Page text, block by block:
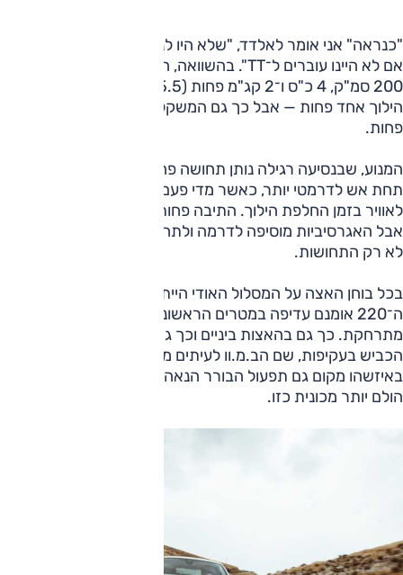
"כנראה" אני אומר לאלדד, "שלא היו לנו תלונות לביצועי הב.מ.וו
פחות.
המנוע, שבנסיעה רגילה נותן תחושה פחות מיוחדת וחגיגית, הופך
תחת אש לדרמטי יותר, כאשר מדי פעם משחרר איזה "בק־פייר"
לאוויר בזמן החלפת הילוך. התיבה פחות חלקה ולעיתים חובטת,
אבל האגרסיביות מוסיפה לדרמה ולתחושת המהירות. אבל אלה
לא רק התחושות.
בכל בוחן האצה על המסלול האודי הייתה מהירה משמעותית.
מתרחקת. כך גם בהאצות ביניים וכך גם בתחושה שקיבלנו על
הכביש בעקיפות, שם הב.מ.וו לעיתים מתמהמהת בגלל התיבה.
באיזשהו מקום גם תפעול הבורר הנאה אך הפשוט יותר באודי
הולם יותר מכונית כזו.